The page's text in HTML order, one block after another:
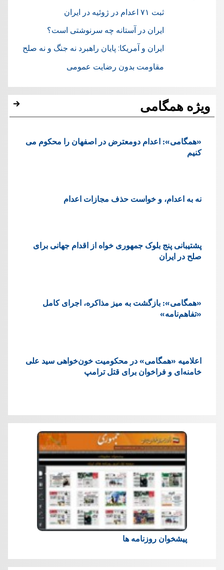
ثبت ۷۱ اعدام در ژوئيه در ایران
ایران در آستانه چه سرنوشتی است؟
ایران و آمریکا: پایان راهبرد نه جنگ و نه صلح
مقاومت بدون رضایت عمومی
ویژه همگامی
«همگامی»: اعدام دومعترض در اصفهان را محکوم می
کنیم
نه به اعدام، و خواست حذف مجازات اعدام
پشتيبانی پنج بلوک جمهوری خواه از اقدام جهانی برای
صلح در ایران
«همگامی»: بازگشت به میز مذاکره، اجرای کامل
«تفاهم‌نامه»
اعلامیه «همگامی» در محکومیت خون‌خواهی سید علی
خامنه‌ای و فراخوان برای قتل ترامپ
پیشخوان روزنامه ها